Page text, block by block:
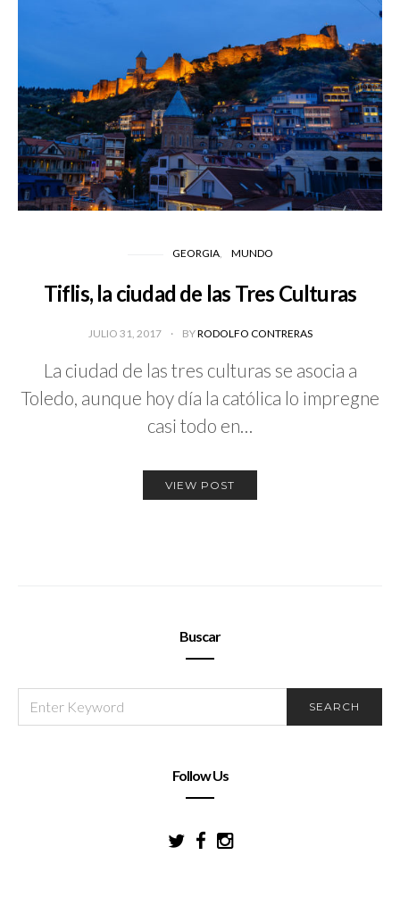
GEORGIA MUNDO
Tiflis, la ciudad de las Tres Culturas
JULIO 31, 2017 BYRODOLFO CONTRERAS
La ciudad de las tres culturas se asocia a
Toledo, aunque hoy día la católica lo impregne
casi todo en…
VIEW POST
Buscar
FOR:
SEARCH
Follow Us